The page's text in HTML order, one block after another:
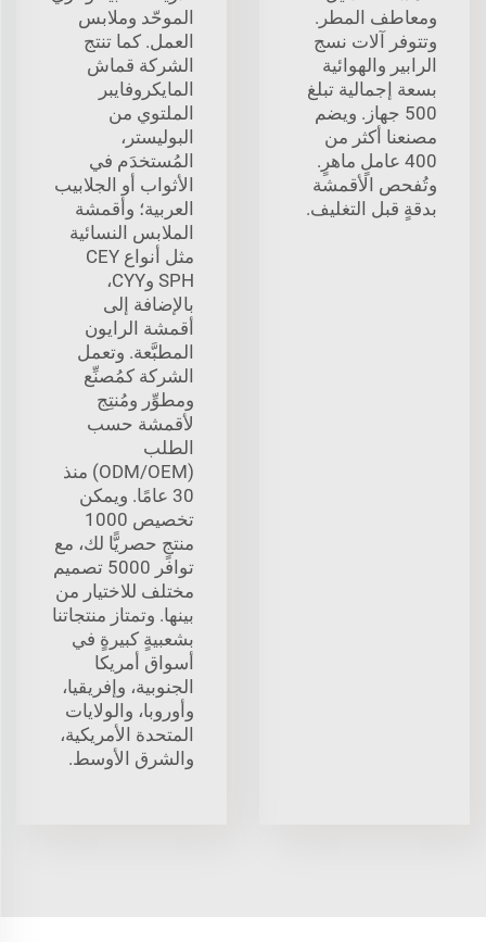
ومعاطف المطر.
وتتوفر آلات نسج
الرابير والهوائية
بسعة إجمالية تبلغ
500 جهاز. ويضم
مصنعنا أكثر من
400 عاملٍ ماهرٍ.
وتُفحص الأقمشة
بدقةٍ قبل التغليف.
الموحّد وملابس
العمل. كما تنتج
الشركة قماش
المايكروفايبر
الملتوي من
البوليستر،
المُستخدَم في
الأثواب أو الجلابيب
العربية؛ وأقمشة
الملابس النسائية
مثل أنواع CEY
SPH وCYY،
بالإضافة إلى
أقمشة الرايون
المطبَّعة. وتعمل
الشركة كمُصنِّع
ومطوِّر ومُنتِج
لأقمشة حسب
الطلب
(ODM/OEM) منذ
30 عامًا. ويمكن
تخصيص 1000
منتجٍ حصريًّا لك، مع
توافر 5000 تصميم
مختلف للاختيار من
بينها. وتمتاز منتجاتنا
بشعبيةٍ كبيرةٍ في
أسواق أمريكا
الجنوبية، وإفريقيا،
وأوروبا، والولايات
المتحدة الأمريكية،
والشرق الأوسط.